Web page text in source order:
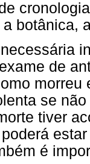
botânica,
de
se
tiver
é